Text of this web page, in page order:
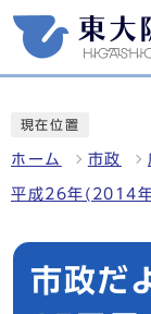
現在位置
ホーム 市政
平成26年(2014
市政だ